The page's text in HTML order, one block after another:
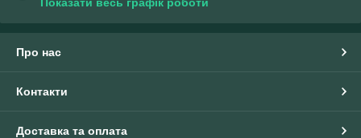
Показати весь графік роботи
Про нас
Контакти
Доставка та оплата